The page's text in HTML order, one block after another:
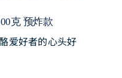
克 预炸款
爱好者的心头好